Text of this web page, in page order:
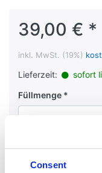
Consent
39,00 € *
inkl. MwSt. (19%)
Lieferzeit:
sofort
Füllmenge